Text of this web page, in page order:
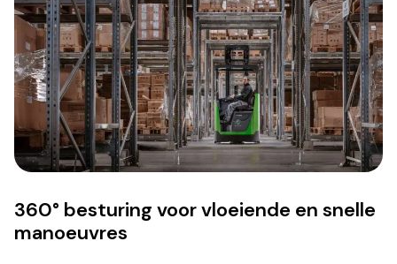
360° besturing voor vloeiende en snelle
manoeuvres